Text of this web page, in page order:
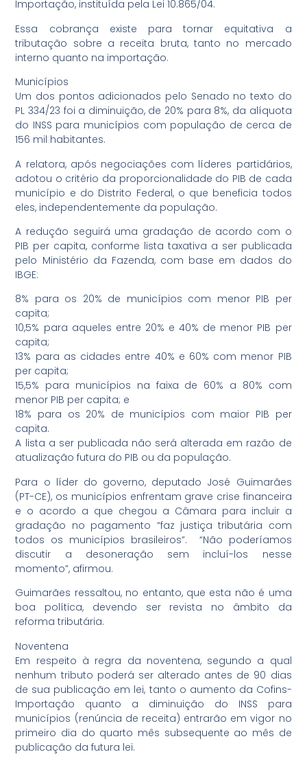
Importação, instituída pela Lei 10.865/04.
Essa cobrança existe para tornar equitativa a
tributação sobre a receita bruta, tanto no mercado
interno quanto na importação.
Municípios
Um dos pontos adicionados pelo Senado no texto do
PL 334/23 foi a diminuição, de 20% para 8%, da alíquota
do INSS para municípios com população de cerca de
156 mil habitantes.
A relatora, após negociações com líderes partidários,
adotou o critério da proporcionalidade do PIB de cada
município e do Distrito Federal, o que beneficia todos
eles, independentemente da população.
A redução seguirá uma gradação de acordo com o
PIB per capita, conforme lista taxativa a ser publicada
pelo Ministério da Fazenda, com base em dados do
IBGE:
8% para os 20% de municípios com menor PIB per
capita;
10,5% para aqueles entre 20% e 40% de menor PIB per
capita;
13% para as cidades entre 40% e 60% com menor PIB
per capita;
15,5% para municípios na faixa de 60% a 80% com
menor PIB per capita; e
18% para os 20% de municípios com maior PIB per
capita.
A lista a ser publicada não será alterada em razão de
atualização futura do PIB ou da população.
Para o líder do governo, deputado José Guimarães
(PT-CE), os municípios enfrentam grave crise financeira
e o acordo a que chegou a Câmara para incluir a
gradação no pagamento “faz justiça tributária com
todos os municípios brasileiros”. “Não poderíamos
discutir a desoneração sem incluí-los nesse
momento”, afirmou.
Guimarães ressaltou, no entanto, que esta não é uma
boa política, devendo ser revista no âmbito da
reforma tributária.
Noventena
Em respeito à regra da noventena, segundo a qual
nenhum tributo poderá ser alterado antes de 90 dias
de sua publicação em lei, tanto o aumento da Cofins-
Importação quanto a diminuição do INSS para
municípios (renúncia de receita) entrarão em vigor no
primeiro dia do quarto mês subsequente ao mês de
publicação da futura lei.